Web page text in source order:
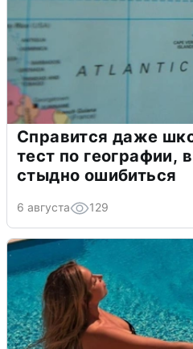
Справится даже
тест по географии,
стыдно ошибиться
6 августа 129